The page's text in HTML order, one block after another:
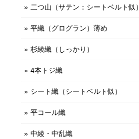
二つ山（サテン：シートベルト似）
平織（グログラン）薄め
杉綾織（しっかり）
4本トジ織
シート織（シートベルト似）
平コール織
中綾・中乱織